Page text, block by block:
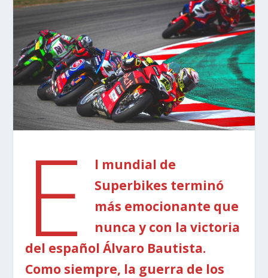
E
l mundial de
Superbikes terminó
más emocionante que
nunca y con la victoria
del español Álvaro Bautista.
Como siempre, la guerra de los